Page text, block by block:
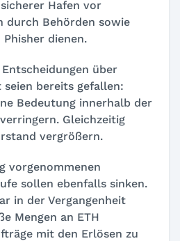
Hafen vor
durch Behörden sowie
dienen.
über
bereits gefallen:
Bedeutung innerhalb der
Gleichzeitig
vergrößern.
vorgenommenen
sollen ebenfalls sinken.
in der Vergangenheit
Mengen an ETH
mit den Erlösen zu